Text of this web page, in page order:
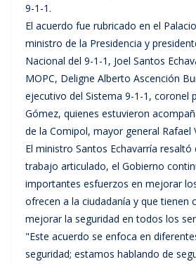
9-1-1.
El acuerdo fue rubricado en el
ministro de la Presidencia y
Nacional del 9-1-1, Joel Santos
MOPC, Deligne Alberto Ascención
ejecutivo del Sistema 9-1-1, coronel
Gómez, quienes estuvieron
de la Comipol, mayor general Rafael
El ministro Santos Echavarría resaltó
trabajo articulado, el Gobierno
importantes esfuerzos en mejorar
ofrecen a la ciudadanía y que tienen
mejorar la seguridad en todos los
"Este acuerdo se enfoca en
seguridad; estamos hablando de